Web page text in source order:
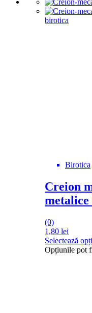
Birotica
Creion
metalice
(0)
1,80 lei
Selectează
Opțiunile pot